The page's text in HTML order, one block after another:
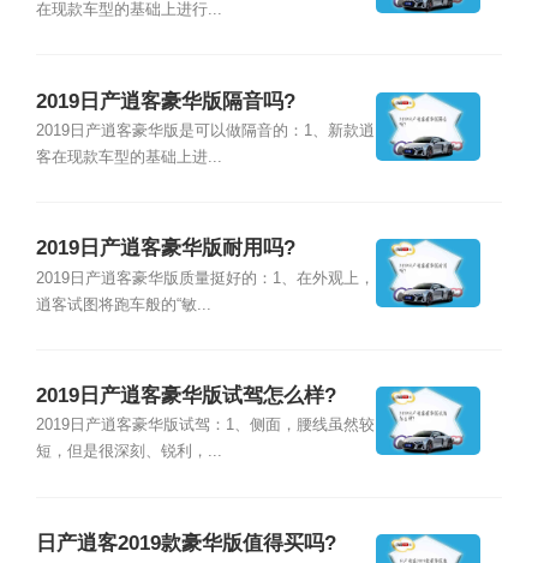
在现款车型的基础上进行...
2019日产逍客豪华版隔音吗?
2019日产逍客豪华版是可以做隔音的：1、新款逍
客在现款车型的基础上进...
2019日产逍客豪华版耐用吗?
2019日产逍客豪华版质量挺好的：1、在外观上，
逍客试图将跑车般的“敏...
2019日产逍客豪华版试驾怎么样?
2019日产逍客豪华版试驾：1、侧面，腰线虽然较
短，但是很深刻、锐利，...
日产逍客2019款豪华版值得买吗?